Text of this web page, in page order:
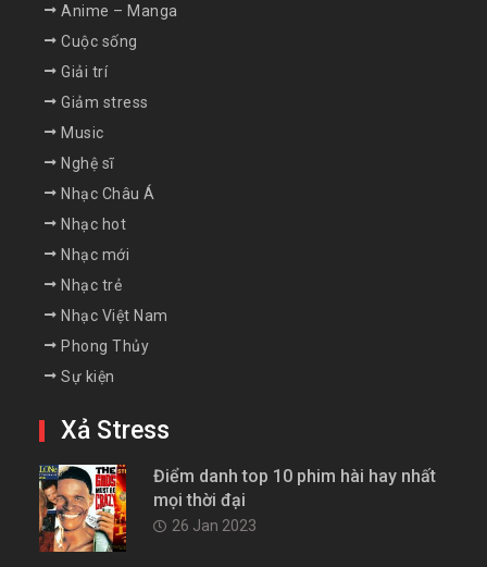
Anime – Manga
Cuộc sống
Giải trí
Giảm stress
Music
Nghệ sĩ
Nhạc Châu Á
Nhạc hot
Nhạc mới
Nhạc trẻ
Nhạc Việt Nam
Phong Thủy
Sự kiện
Xả Stress
Điểm danh top 10 phim hài hay nhất
mọi thời đại
26 Jan 2023